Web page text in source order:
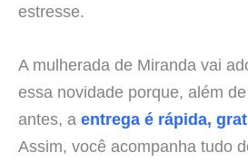
estresse.
A mulherada de Miranda vai
essa novidade porque, além
antes, a entrega é rápida,
Assim, você acompanha tudo